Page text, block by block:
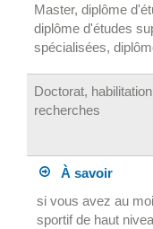
Master, diplôme
diplôme d'études
spécialisées,
Doctorat,
recherches
À savoir
si vous avez au
sportif de haut